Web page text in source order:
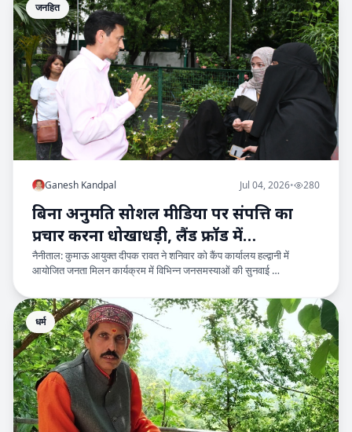
जनहित
Ganesh Kandpal Jul 04, 2026• 280
बिना अनुमति सोशल मीडिया पर संपत्ति का
प्रचार करना धोखाधड़ी, लैंड फ्रॉड में
एफआईआर के निर्देश
नैनीताल: कुमाऊ आयुक्त दीपक रावत ने शनिवार को कैंप कार्यालय हल्द्वानी में
आयोजित जनता मिलन कार्यक्रम में विभिन्न जनसमस्याओं की सुनवाई …
धर्म